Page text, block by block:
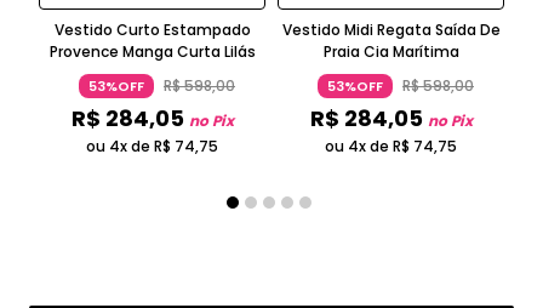
Vestido Curto Estampado
Provence Manga Curta Lilás
53%OFF R$598,00
R$ 284,05 no Pix
ou 4x de R$ 74,75
Vestido Midi Regata Saída De
Praia Cia Marítima
53%OFF R$598,00
R$ 284,05 no Pix
ou 4x de R$ 74,75